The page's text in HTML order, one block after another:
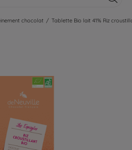
chocolat / Tablette Bio lait 41% Riz